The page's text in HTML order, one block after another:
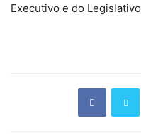
Executivo e do